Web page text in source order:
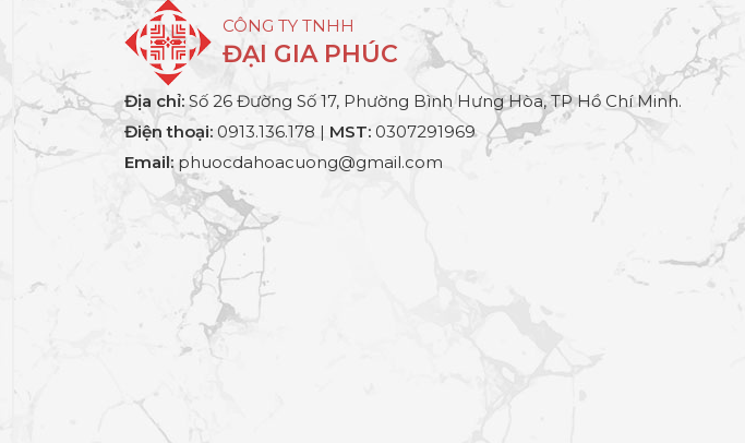
CÔNG TY TNHH
ĐẠI GIA PHÚC
Địa chỉ: Số 26 Đường Số 17, Phường Bình Hưng Hòa, TP Hồ Chí Minh.
Điện thoại: 0913.136.178 | MST: 0307291969
Email: phuocdahoacuong@gmail.com